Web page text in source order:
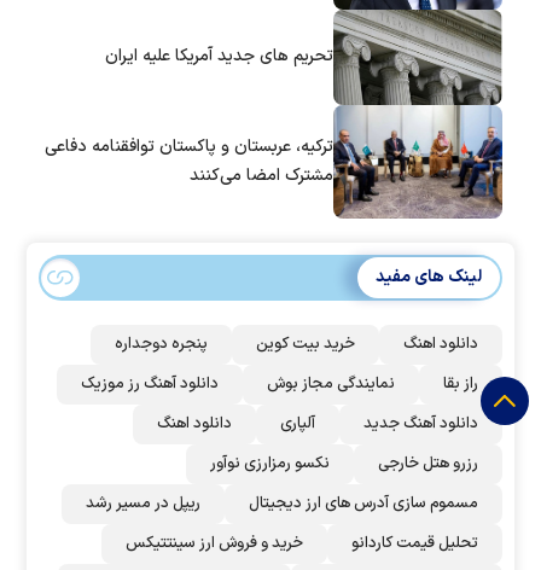
تحریم های جدید آمریکا علیه ایران
ترکیه، عربستان و پاکستان توافقنامه دفاعی
مشترک امضا می‌کنند
لینک های مفید
دانلود اهنگ خرید بیت کوین
پنجره دوجداره
راز بقا
نمایندگی مجاز بوش
دانلود آهنگ رز‌ موزیک
دانلود آهنگ جدید
آلپاری
دانلود اهنگ
رزرو هتل خارجی
نکسو رمزارزی نوآور
مسموم سازی آدرس های ارز دیجیتال
ریپل در مسیر رشد
تحلیل قیمت کاردانو
خرید و فروش ارز سینتتیکس